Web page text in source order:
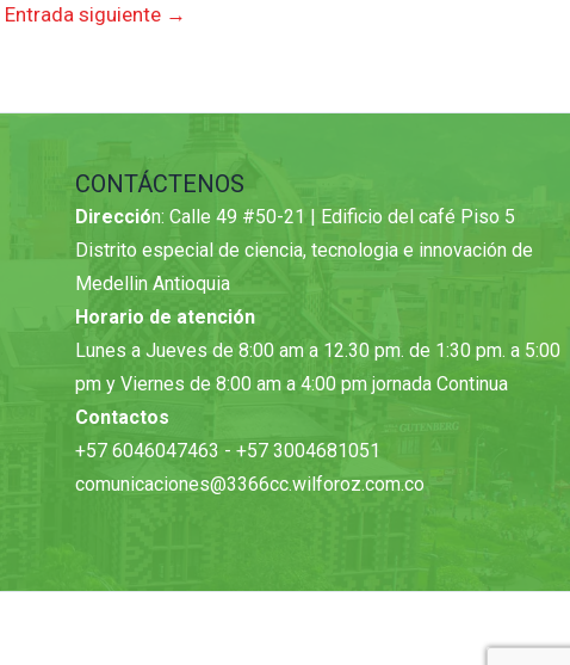
Entrada siguiente →
CONTÁCTENOS
Dirección: Calle 49 #50-21 | Edificio del café Piso 5
Distrito especial de ciencia, tecnologia e innovación de
Medellin Antioquia
Horario de atención
Lunes a Jueves de 8:00 am a 12.30 pm. de 1:30 pm. a 5:00
pm y Viernes de 8:00 am a 4:00 pm jornada Continua
Contactos
+57 6046047463 - +57 3004681051
comunicaciones@3366cc.wilforoz.com.co